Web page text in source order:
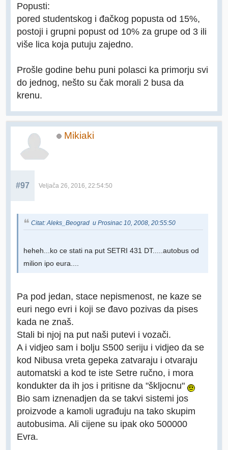
Popusti:
pored studentskog i đačkog popusta od 15%,
postoji i grupni popust od 10% za grupe od 3 ili
više lica koja putuju zajedno.
Prošle godine behu puni polasci ka primorju svi
do jednog, nešto su čak morali 2 busa da
krenu.
Mikiaki
#97 Veljača 26, 2016, 22:54:50
Citat: Aleks_Beograd u Prosinac 10, 2008, 20:55:50
heheh...ko ce stati na put SETRI 431 DT.....autobus od
milion ipo eura....
Pa pod jedan, stace nepismenost, ne kaze se
euri nego evri i koji se đavo pozivas da pises
kada ne znaš.
Stali bi njoj na put naši putevi i vozači.
A i vidjeo sam i bolju S500 seriju i vidjeo da se
kod Nibusa vreta gepeka zatvaraju i otvaraju
automatski a kod te iste Setre ručno, i mora
kondukter da ih jos i pritisne da "škljocnu"
Bio sam iznenadjen da se takvi sistemi jos
proizvode a kamoli ugrađuju na tako skupim
autobusima. Ali cijene su ipak oko 500000
Evra.